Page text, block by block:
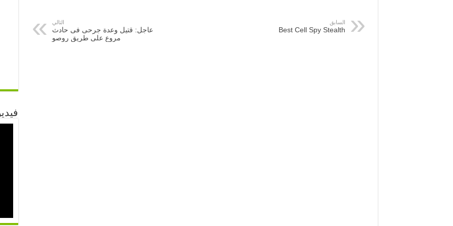
السابق
Best Cell Spy Stealth
التالي
عاجل: قتيل وعدة جرحى فى حادث
مروع على طريق روصو